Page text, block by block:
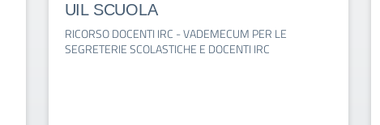
UIL SCUOLA
RICORSO DOCENTI IRC - VADEMECUM PER LE
SEGRETERIE SCOLASTICHE E DOCENTI IRC